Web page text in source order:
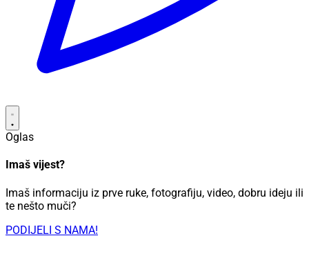
Oglas
Imaš vijest?
Imaš informaciju iz prve ruke, fotografiju, video, dobru ideju ili
te nešto muči?
PODIJELI S NAMA!